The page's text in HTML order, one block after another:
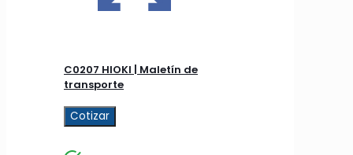
C0207 HIOKI | Maletín de
transporte
Cotizar